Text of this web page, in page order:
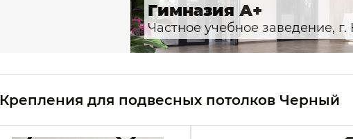
Гимназия А+
Частное учебное заведение, г.
Крепления для подвесных потолков Черный